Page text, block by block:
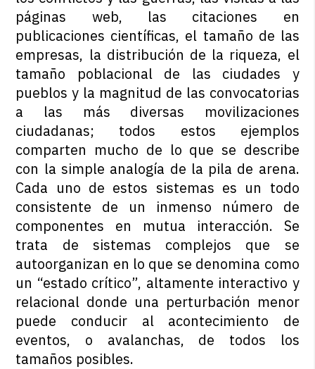
páginas web, las citaciones en
publicaciones científicas, el tamaño de las
empresas, la distribución de la riqueza, el
tamaño poblacional de las ciudades y
pueblos y la magnitud de las convocatorias
a las más diversas movilizaciones
ciudadanas; todos estos ejemplos
comparten mucho de lo que se describe
con la simple analogía de la pila de arena.
Cada uno de estos sistemas es un todo
consistente de un inmenso número de
componentes en mutua interacción. Se
trata de sistemas complejos que se
autoorganizan en lo que se denomina como
un “estado crítico”, altamente interactivo y
relacional donde una perturbación menor
puede conducir al acontecimiento de
eventos, o avalanchas, de todos los
tamaños posibles.